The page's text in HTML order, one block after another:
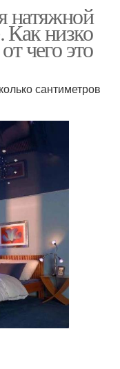
натяжной
Как низко
чего это
сантиметров